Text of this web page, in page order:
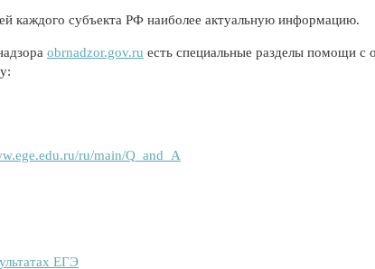
каждого субъекта РФ наиболее актуальную информацию.
obrnadzor.gov.ru есть специальные разделы помощи с
ru/main/Q_and_A
ЕГЭ